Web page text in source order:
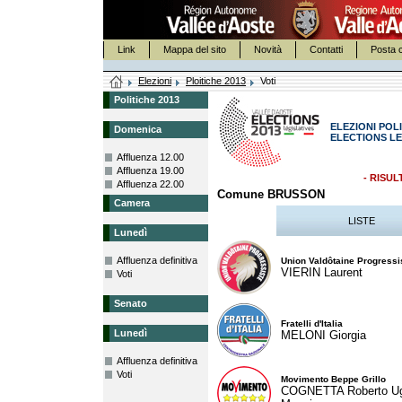
Link Mappa del sito Novità Contatti Posta
Elezioni Ploitiche 2013
Voti
Politiche 2013
Domenica
Affluenza 12.00
Affluenza 19.00
Affluenza 22.00
Camera
Lunedì
Affluenza definitiva
Voti
Senato
Lunedì
Affluenza definitiva
Voti
ELEZIONI
ELECTIONS
-
Comune BRUSSON
LISTE
Union Valdôtaine
VIERIN Laurent
Fratelli d'Italia
MELONI Giorgia
Movimento Beppe Grillo
COGNETTA Roberto